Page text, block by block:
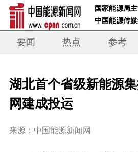
国家能源局
中国能源传
要闻 热点 参考
湖北首个省级新能源
网建成投运
来源：中国能源新闻网